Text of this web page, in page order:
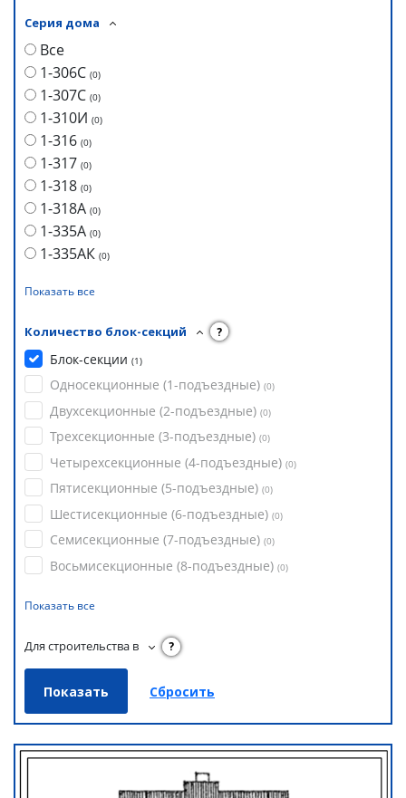
Серия дома
Все
1-306С (0)
1-307С (0)
1-310И (0)
1-316 (0)
1-317 (0)
1-318 (0)
1-318А (0)
1-335А (0)
1-335АК (0)
Показать все
Количество блок-секций ?
Блок-секции (1)
Односекционные (1-подъездные) (0)
Двухсекционные (2-подъездные) (0)
Трехсекционные (3-подъездные) (0)
Четырехсекционные (4-подъездные) (0)
Пятисекционные (5-подъездные) (0)
Шестисекционные (6-подъездные) (0)
Семисекционные (7-подъездные) (0)
Восьмисекционные (8-подъездные) (0)
Показать все
Для строительства в ?